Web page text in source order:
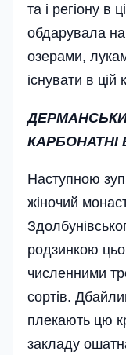
та і регіону в
обдарувала
озерами,
існувати в цій
КАРБОНАТНІ
Наступною
жіночий
родзинкою
численними
сортів.
плекають цю
закладу